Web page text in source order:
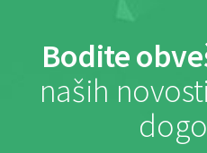
Bodite
naših